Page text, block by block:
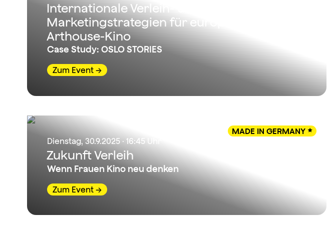
Internationale Verleih- und
Marketingstrategien für europäisches
Arthouse-Kino
Case Study: OSLO STORIES
Zum Event
MADE IN GERMANY
Dienstag, 30.9.2025 · 16:45 Uhr
Zukunft Verleih
Wenn Frauen Kino neu denken
Zum Event